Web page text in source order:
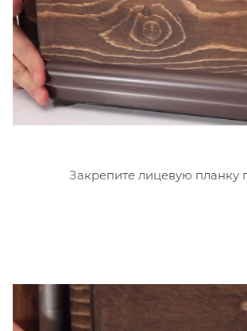
Закрепите лицевую планку